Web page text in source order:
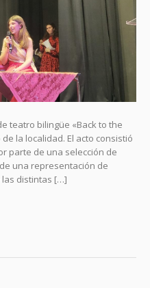
teatro bilingüe «Back to the
la localidad. El acto consistió
parte de una selección de
una representación de
las distintas […]